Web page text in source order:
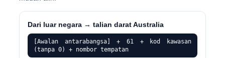
Dari luar negara → talian darat Australia
[Awalan antarabangsa] + 61 + kod kawasan
(tanpa 0) + nombor tempatan